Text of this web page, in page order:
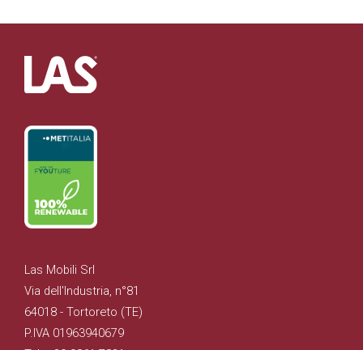
Las Mobili Srl
Via dell'Industria, n°81
64018 - Tortoreto (TE)
P.IVA 01963940679